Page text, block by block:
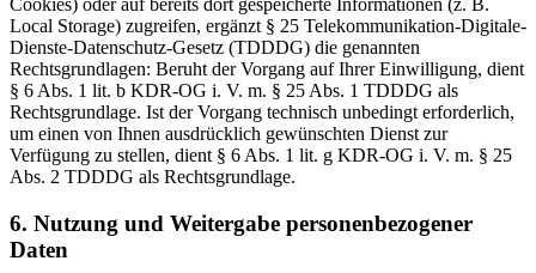
Cookies) oder auf bereits dort gespeicherte Informationen (z. B.
Local Storage) zugreifen, ergänzt § 25 Telekommunikation-Digitale-
Dienste-Datenschutz-Gesetz (TDDDG) die genannten
Rechtsgrundlagen: Beruht der Vorgang auf Ihrer Einwilligung, dient
§ 6 Abs. 1 lit. b KDR-OG i. V. m. § 25 Abs. 1 TDDDG als
Rechtsgrundlage. Ist der Vorgang technisch unbedingt erforderlich,
um einen von Ihnen ausdrücklich gewünschten Dienst zur
Verfügung zu stellen, dient § 6 Abs. 1 lit. g KDR-OG i. V. m. § 25
Abs. 2 TDDDG als Rechtsgrundlage.
6. Nutzung und Weitergabe personenbezogener
Daten